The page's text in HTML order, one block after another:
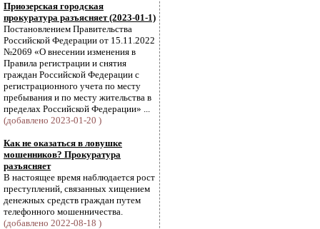
Приозерская городская
прокуратура разъясняет (2023-01-1)
Постановлением Правительства
Российской Федерации от 15.11.2022
№2069 «О внесении изменения в
Правила регистрации и снятия
граждан Российской Федерации с
регистрационного учета по месту
пребывания и по месту жительства в
пределах Российской Федерации» ...
(добавлено 2023-01-20 )
Как не оказаться в ловушке
мошенников? Прокуратура
разъясняет
В настоящее время наблюдается рост
преступлений, связанных хищением
денежных средств граждан путем
телефонного мошенничества.
(добавлено 2022-08-18 )